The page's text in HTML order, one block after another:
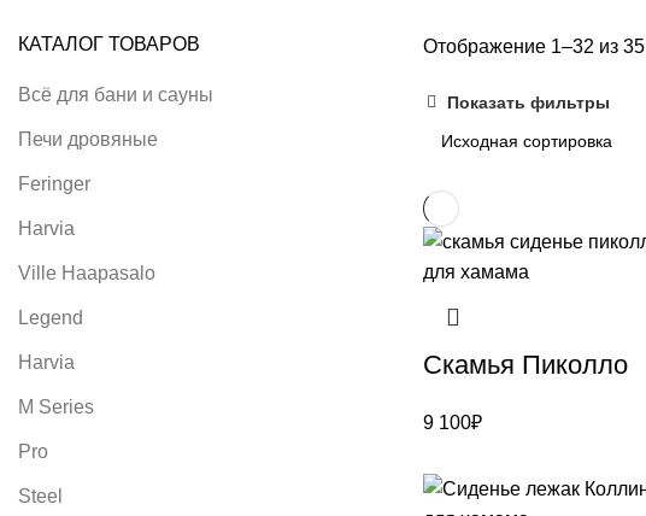
КАТАЛОГ ТОВАРОВ
Всё для бани и сауны
Печи дровяные
Feringer
Harvia
Ville Haapasalo
Legend
Harvia
M Series
Pro
Steel
Отображение 1–32 из 35
Показать фильтры
Скамья Пиколло
9 100₽